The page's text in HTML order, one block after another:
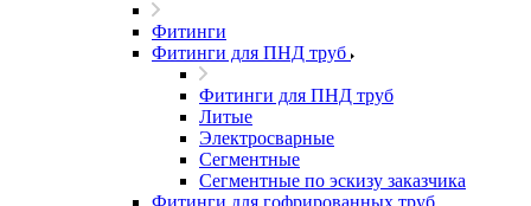
Фитинги
Фитинги для ПНД труб
Фитинги для ПНД труб
Литые
Электросварные
Сегментные
Сегментные по эскизу заказчика
Фитинги для гофрированных труб